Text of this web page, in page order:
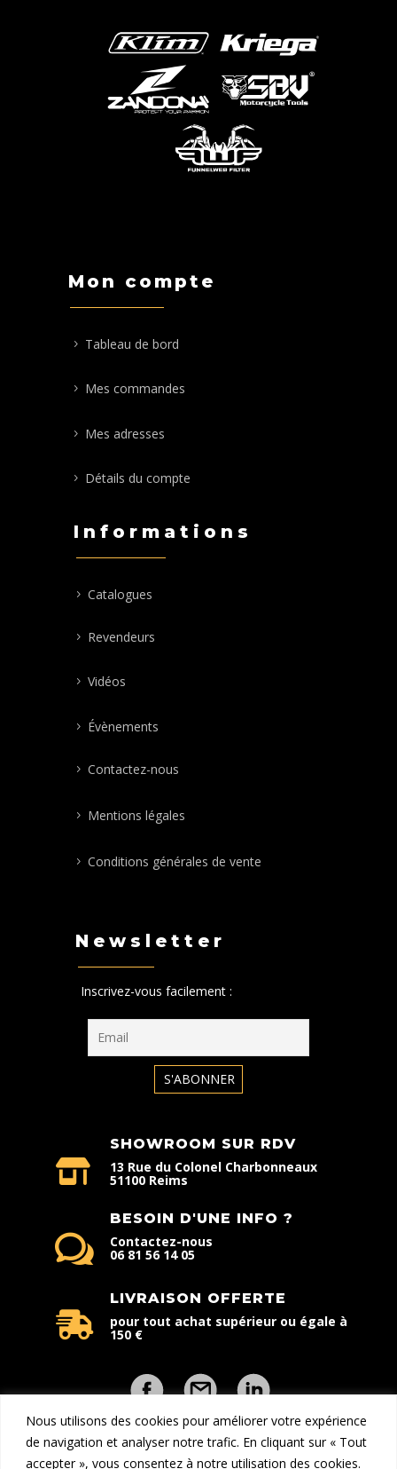
Nous utilisons des cookies pour améliorer votre expérience
de navigation et analyser notre trafic. En cliquant sur « Tout
accepter », vous consentez à notre utilisation des cookies.
Mon compte
Tableau de bord
Mes commandes
Mes adresses
Détails du compte
Informations
Catalogues
Revendeurs
Vidéos
Évènements
Contactez-nous
Mentions légales
Conditions générales de vente
Newsletter
Inscrivez-vous facilement :
SHOWROOM SUR RDV
13 Rue du Colonel Charbonneaux
51100 Reims
BESOIN D'UNE INFO ?
Contactez-nous
06 81 56 14 05
LIVRAISON OFFERTE
pour tout achat supérieur ou égale à
150 €
Copyright © 2026 - Explorcom | Tous droits réservés | Une